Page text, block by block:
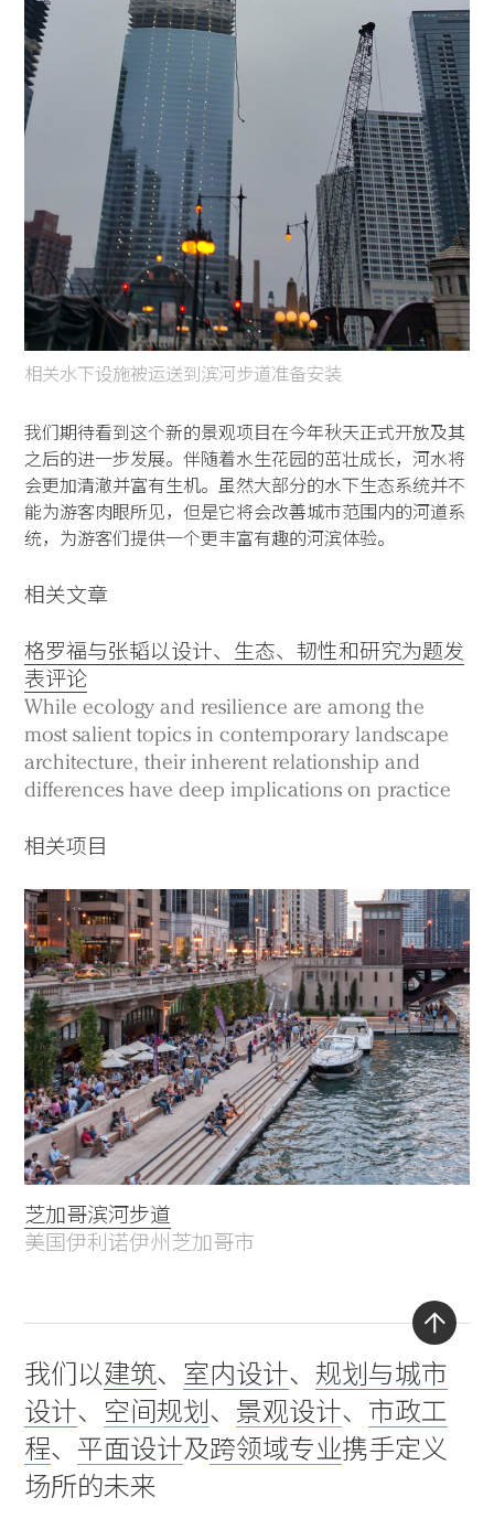
相关水下设施被运送到滨河步道准备安装
我们期待看到这个新的景观项目在今年秋天正式开放及其
之后的进一步发展。伴随着水生花园的茁壮成长，河水将
会更加清澈并富有生机。虽然大部分的水下生态系统并不
能为游客肉眼所见，但是它将会改善城市范围内的河道系
统，为游客们提供一个更丰富有趣的河滨体验。
相关文章
格罗福与张韬以设计、生态、韧性和研究为题发
表评论
While ecology and resilience are among the
most salient topics in contemporary landscape
architecture, their inherent relationship and
differences have deep implications on practice
相关项目
芝加哥滨河步道
美国伊利诺伊州芝加哥市
我们以建筑、 室内设计、 规划与城市
设计、 空间规划 、 景观设计、 市政工
程、 平面设计及跨领域专业携手定义
场所的未来
Back
to
top